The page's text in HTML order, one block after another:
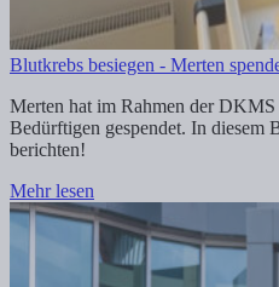
Blutkrebs besiegen - Merten
Merten hat im Rahmen der
Bedürftigen gespendet. In diesem
berichten!
Mehr lesen